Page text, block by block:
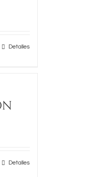
Detalles
Detalles